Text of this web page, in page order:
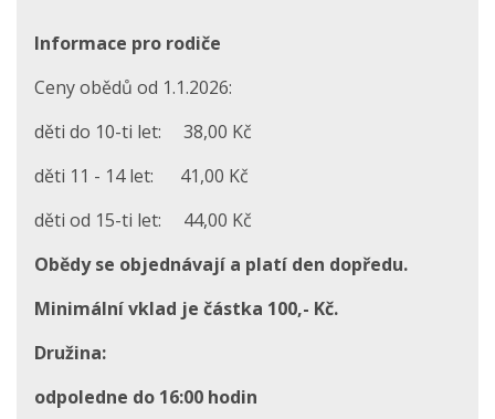
Informace pro rodiče
Ceny obědů od 1.1.2026:
děti do 10-ti let: 38,00 Kč
děti 11 - 14 let: 41,00 Kč
děti od 15-ti let: 44,00 Kč
Obědy se objednávají a platí den dopředu.
Minimální vklad je částka 100,- Kč.
Družina:
odpoledne do 16:00 hodin